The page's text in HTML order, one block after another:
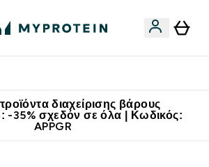
διαχείρισης βάρους
-35% σχεδόν σε όλα | Κωδικός:
APPGR